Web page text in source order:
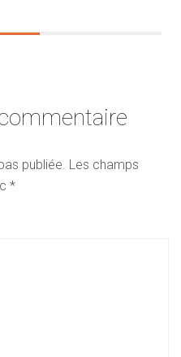
publiée. Les champs
*